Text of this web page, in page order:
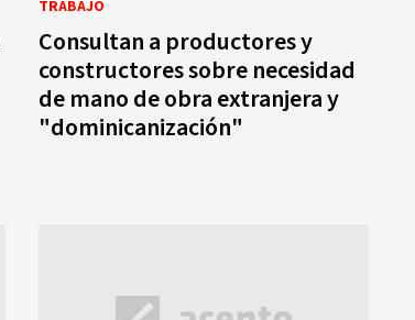
TRABAJO
Consultan a productores y
constructores sobre necesidad
de mano de obra extranjera y
"dominicanización"